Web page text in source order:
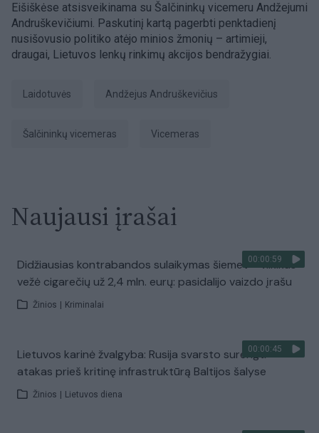
Eišiškėse atsisveikinama su Šalčininkų vicemeru Andžejumi
Andruškevičiumi. Paskutinį kartą pagerbti penktadienį
nusišovusio politiko atėjo minios žmonių – artimieji,
draugai, Lietuvos lenkų rinkimų akcijos bendražygiai.
laidotuvės Andžejus Andruškevičius
Šalčininkų vicemeras vicemeras
Naujausi įrašai
00:00:59
Didžiausias kontrabandos sulaikymas šiemet – vilkikas
vežė cigarečių už 2,4 mln. eurų: pasidalijo vaizdo įrašu
Žinios Kriminalai
00:00:45
Lietuvos karinė žvalgyba: Rusija svarsto surengti
atakas prieš kritinę infrastruktūrą Baltijos šalyse
Žinios Lietuvos diena